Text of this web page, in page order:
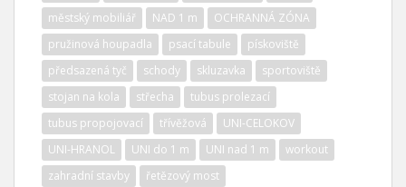
městský mobiliář
NAD 1 m
OCHRANNÁ ZÓNA
pružinová houpadla
psací tabule
pískoviště
předsazená tyč
schody skluzavka
sportoviště
stojan na kola
střecha
tubus prolezací
tubus propojovací
třívěžová
UNI-CELOKOV
UNI-HRANOL
UNI do 1 m UNI nad 1 m
workout
zahradní stavby
řetězový most